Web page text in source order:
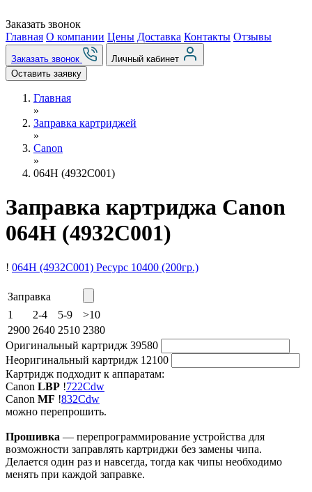
Заказать звонок
Главная О компании Цены Доставка Контакты Отзывы
Заказать звонок
Личный кабинет
Оставить заявку
Главная
»
Заправка картриджей
»
Canon
»
064H (4932C001)
Заправка картриджа Canon
064H (4932C001)
! 064H (4932C001) Ресурс 10400 (200гр.)
Заправка
1
2-4 5-9
>10
2900 2640 2510 2380
Оригинальный картридж 39580
Неоригинальный картридж 12100
Картридж подходит к аппаратам:
Canon LBP !722Cdw
Canon MF !832Cdw
можно перепрошить.
Прошивка — перепрограммирование устройства для
возможности заправлять картриджи без замены чипа.
Делается один раз и навсегда, тогда как чипы необходимо
менять при каждой заправке.